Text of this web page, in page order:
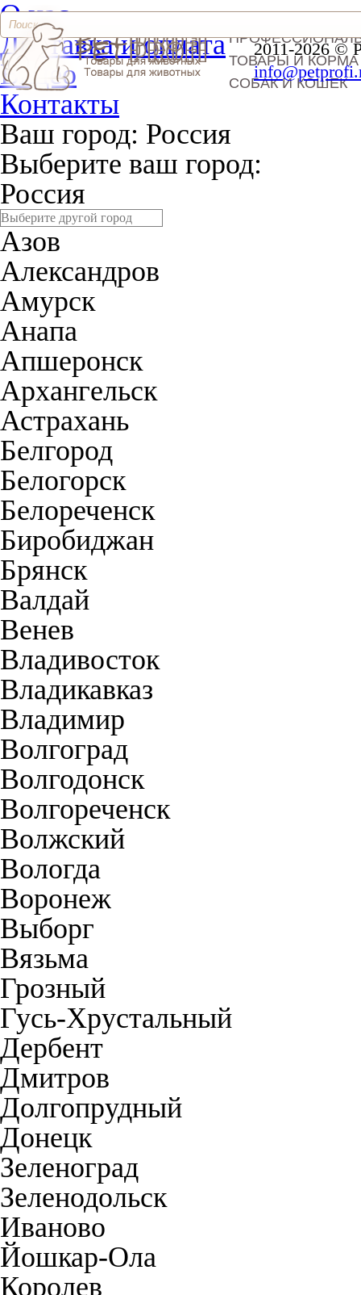
О нас
Доставка и оплата
Видео
Контакты
Ваш город: Россия
Выберите ваш город:
Россия
Азов
Александров
Амурск
Анапа
Апшеронск
Архангельск
Астрахань
Белгород
Белогорск
Белореченск
Биробиджан
Брянск
Валдай
Венев
Владивосток
Владикавказ
Владимир
Волгоград
Волгодонск
Волгореченск
Волжский
Вологда
Воронеж
Выборг
Вязьма
Грозный
Гусь-Хрустальный
Дербент
Дмитров
Долгопрудный
Донецк
Зеленоград
Зеленодольск
Иваново
Йошкар-Ола
Королев
ТОВАРЫ И
СОБАК И КОШЕК
2011-2026 ©